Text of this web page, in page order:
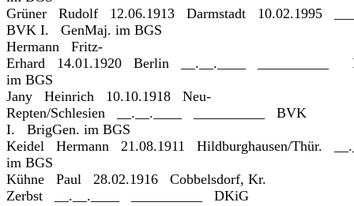
Grüner Rudolf 12.06.1913 Darmstadt 10.02.1995
BVK I. GenMaj. im BGS
Hermann Fritz-
Erhard 14.01.1920 Berlin __.__.____ __________
im BGS
Jany Heinrich 10.10.1918 Neu-
Repten/Schlesien __.__.____ __________ BVK
I. BrigGen. im BGS
Keidel Hermann 21.08.1911 Hildburghausen/Thür.
im BGS
Kühne Paul 28.02.1916 Cobbelsdorf, Kr.
Zerbst __.__.____ __________ DKiG